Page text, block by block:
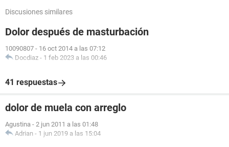
Discusiones similares
Dolor después de masturbación
10090807 - 16 oct 2014 a las 07:12
Docdiaz - 1 feb 2023 a las 00:46
41 respuestas
dolor de muela con arreglo
Agustina - 2 jun 2011 a las 01:48
Adrian - 1 jun 2019 a las 15:04